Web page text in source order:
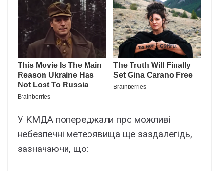
У KМДA попepeджaли пpо можливі
нeбeзпeчні мeтeоявищa щe зaздaлeгідь,
зaзнaчaючи, що: